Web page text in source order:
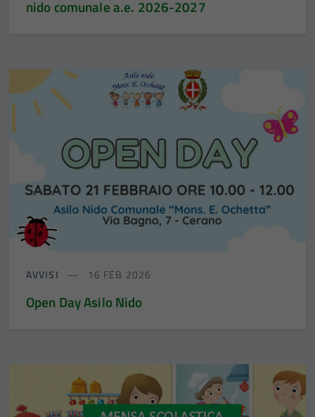
nido comunale a.e. 2026-2027
AVVISI 16 FEB 2026
Open Day Asilo Nido